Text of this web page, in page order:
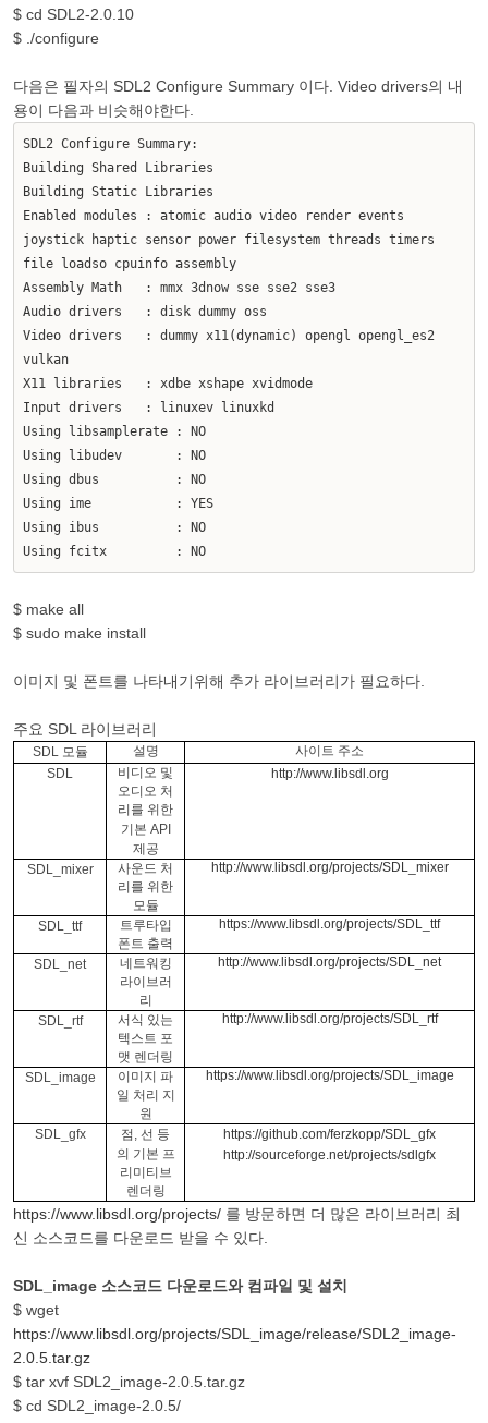
$ cd SDL2-2.0.10
$ ./configure
다음은 필자의 SDL2 Configure Summary 이다. Video drivers의 내
용이 다음과 비슷해야한다.
SDL2 Configure Summary:
Building Shared Libraries
Building Static Libraries
Enabled modules : atomic audio video render events
joystick haptic sensor power filesystem threads timers
file loadso cpuinfo assembly
Assembly Math : mmx 3dnow sse sse2 sse3
Audio drivers : disk dummy oss
Video drivers : dummy x11(dynamic) opengl opengl_es2
vulkan
X11 libraries : xdbe xshape xvidmode
Input drivers : linuxev linuxkd
Using libsamplerate : NO
Using libudev : NO
Using dbus : NO
Using ime : YES
Using ibus : NO
Using fcitx : NO
$ make all
$ sudo make install
이미지 및 폰트를 나타내기위해 추가 라이브러리가 필요하다.
주요 SDL 라이브러리
SDL 모듈 설명
사이트 주소
SDL
비디오 및
오디오 처
리를 위한
기본 API
제공
http://www.libsdl.org
SDL_mixer
사운드 처
리를 위한
모듈
http://www.libsdl.org/projects/SDL_mixer
SDL_ttf
트루타입
폰트 출력
https://www.libsdl.org/projects/SDL_ttf
SDL_net
네트워킹
라이브러
리
http://www.libsdl.org/projects/SDL_net
SDL_rtf
서식 있는
텍스트 포
맷 렌더링
http://www.libsdl.org/projects/SDL_rtf
SDL_image
이미지 파
일 처리 지
원
https://www.libsdl.org/projects/SDL_image
SDL_gfx 점 , 선 등
의 기본 프
리미티브
렌더링
https://github.com/ferzkopp/SDL_gfx
http://sourceforge.net/projects/sdlgfx
https://www.libsdl.org/projects/ 를 방문하면 더 많은 라이브러리 최
신 소스코드를 다운로드 받을 수 있다.
SDL_image 소스코드 다운로드와 컴파일 및 설치
$ wget
https://www.libsdl.org/projects/SDL_image/release/SDL2_image-
2.0.5.tar.gz
$ tar xvf SDL2_image-2.0.5.tar.gz
$ cd SDL2_image-2.0.5/